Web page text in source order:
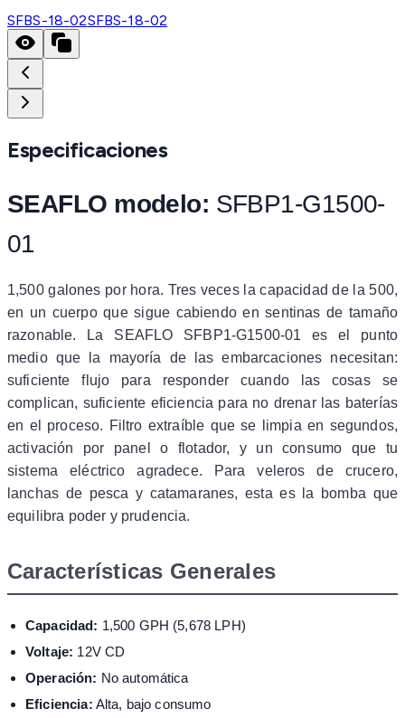
SFBS-18-02SFBS-18-02
Especificaciones
SEAFLO modelo: SFBP1-G1500-
01
1,500 galones por hora. Tres veces la capacidad de la 500,
en un cuerpo que sigue cabiendo en sentinas de tamaño
razonable. La SEAFLO SFBP1-G1500-01 es el punto
medio que la mayoría de las embarcaciones necesitan:
suficiente flujo para responder cuando las cosas se
complican, suficiente eficiencia para no drenar las baterías
en el proceso. Filtro extraíble que se limpia en segundos,
activación por panel o flotador, y un consumo que tu
sistema eléctrico agradece. Para veleros de crucero,
lanchas de pesca y catamaranes, esta es la bomba que
equilibra poder y prudencia.
Características Generales
Capacidad: 1,500 GPH (5,678 LPH)
Voltaje: 12V CD
Operación: No automática
Eficiencia: Alta, bajo consumo